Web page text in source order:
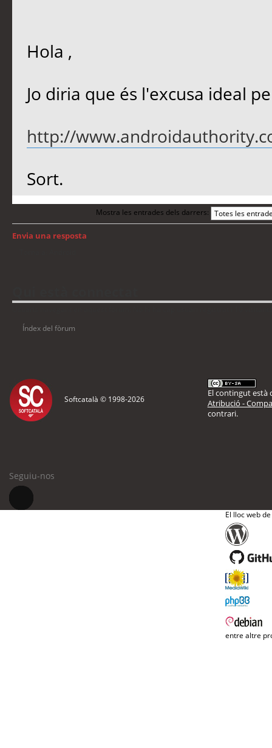
Hola ,
Jo diria que és l'excusa ideal
http://
Sort.
Mostra les entrades dels darrers:
Envia una resposta
Índex del fòrum
Softcatalà © 1998-2026
El contingut està
Atribució -
contrari.
Seguiu-nos
El lloc web
entre altre